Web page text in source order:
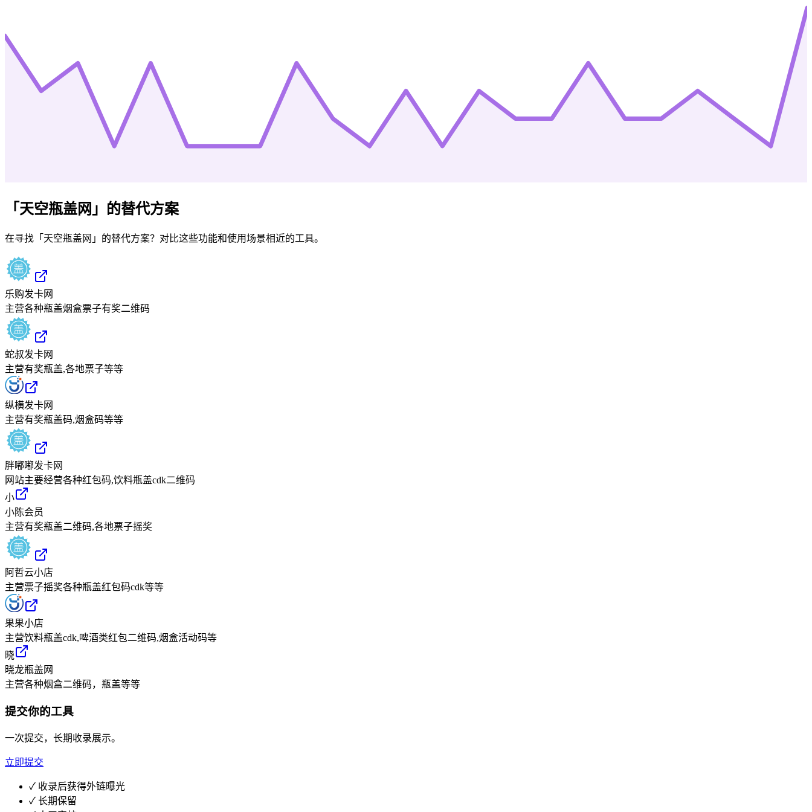
「 天空瓶盖网 」的替代方案
在寻找「 天空瓶盖网 」的替代方案？对比这些功能和使用场景相近的工具。
乐购发卡网
主营各种瓶盖烟盒票子有奖二维码
蛇叔发卡网
主营有奖瓶盖,各地票子等等
纵横发卡网
主营有奖瓶盖码,烟盒码等等
胖嘟嘟发卡网
网站主要经营各种红包码,饮料瓶盖cdk二维码
小
小陈会员
主营有奖瓶盖二维码,各地票子摇奖
阿哲云小店
主营票子摇奖各种瓶盖红包码cdk等等
果果小店
主营饮料瓶盖cdk,啤酒类红包二维码,烟盒活动码等
晓
晓龙瓶盖网
主营各种烟盒二维码，瓶盖等等
提交你的工具
一次提交，长期收录展示。
立即提交
✓ 收录后获得外链曝光
✓ 长期保留